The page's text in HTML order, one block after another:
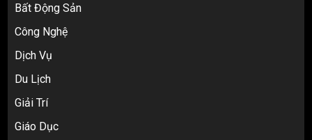
Bất Động Sản
Công Nghệ
Dịch Vụ
Du Lịch
Giải Trí
Giáo Dục